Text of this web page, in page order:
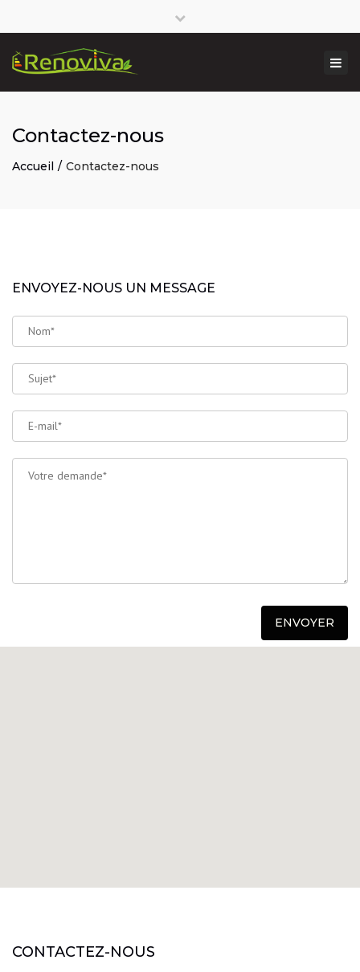
Lundi-Vendredi : 8:00 – 17:00
contact@renoviva.fr
Close
Contactez-nous
Accueil Contactez-nous
ENVOYEZ-NOUS UN MESSAGE
CONTACTEZ-NOUS